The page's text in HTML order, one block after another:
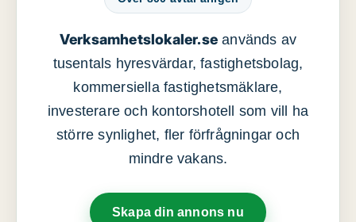
Verksamhetslokaler.se används av
tusentals hyresvärdar, fastighetsbolag,
kommersiella fastighetsmäklare,
investerare och kontorshotell som vill ha
större synlighet, fler förfrågningar och
mindre vakans.
Skapa din annons nu